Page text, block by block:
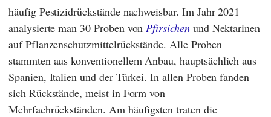
häufig Pestizidrückstände nachweisbar. Im Jahr 2021
analysierte man 30 Proben vonPfirsichenund Nektarinen
auf Pflanzenschutzmittelrückstände. Alle Proben
stammten aus konventionellem Anbau, hauptsächlich aus
Spanien, Italien und der Türkei. In allen Proben fanden
sich Rückstände, meist in Form von
Mehrfachrückständen. Am häufigsten traten die